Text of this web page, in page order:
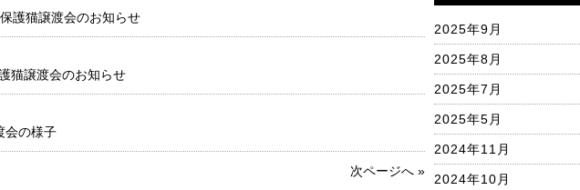
護猫譲渡会のお知らせ
猫譲渡会のお知らせ
会の様子
次ページへ »
2025年9月
2025年8月
2025年7月
2025年5月
2024年11月
2024年10月